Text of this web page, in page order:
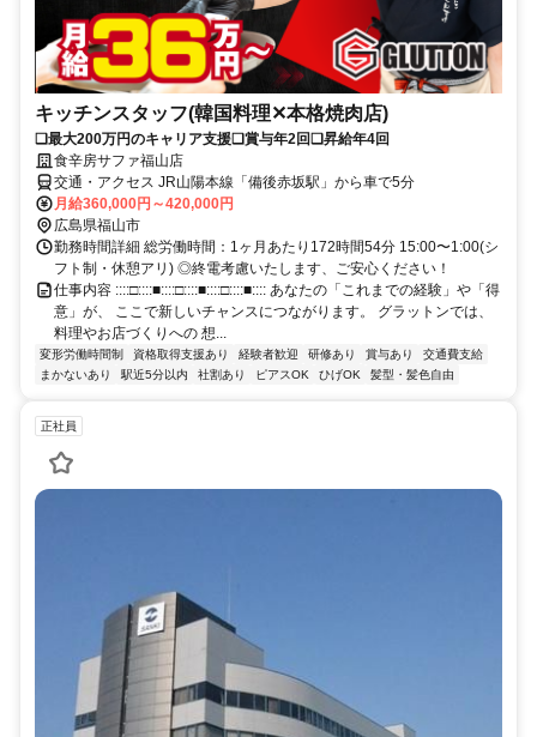
キッチンスタッフ(韓国料理✕本格焼肉店)
❏最大200万円のキャリア支援❏賞与年2回❏昇給年4回
食辛房サファ福山店
交通・アクセス JR山陽本線「備後赤坂駅」から車で5分
月給360,000円～420,000円
広島県福山市
勤務時間詳細 総労働時間：1ヶ月あたり172時間54分 15:00〜1:00(シ
フト制・休憩アリ) ◎終電考慮いたします、ご安心ください！
仕事内容 ::::□::::■::::□::::■::::□::::■:::: あなたの「これまでの経験」や「得
意」が、 ここで新しいチャンスにつながります。 グラットンでは、
料理やお店づくりへの 想...
変形労働時間制 資格取得支援あり 経験者歓迎 研修あり 賞与あり
交通費支給
まかないあり
駅近5分以内 社割あり ピアスOK ひげOK 髪型・髪色自由
正社員